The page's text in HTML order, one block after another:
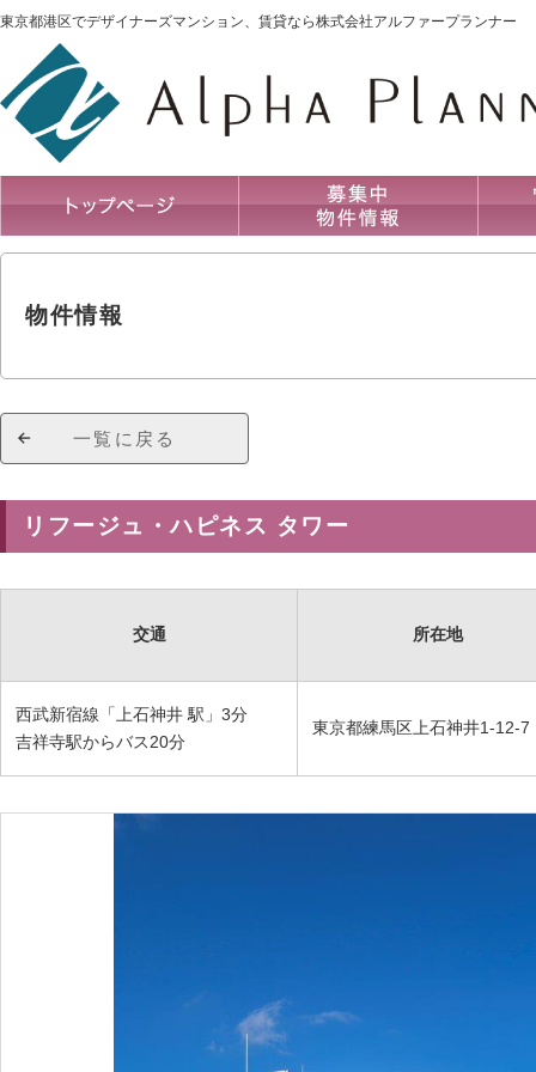
東京都港区でデザイナーズマンション、賃貸なら株式会社アルファープランナー
物件情報
一覧に戻る
リフージュ・ハピネス タワー
交通 所在地
西武新宿線「上石神井 駅」3分
吉祥寺駅からバス20分
東京都練馬区上石神井1-12-7